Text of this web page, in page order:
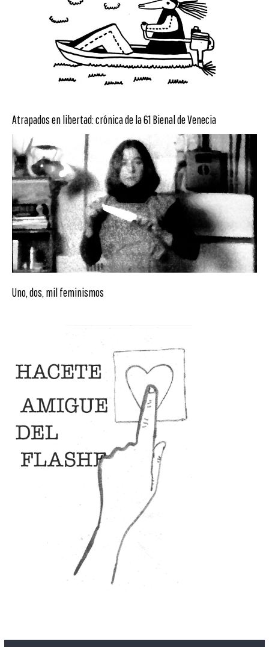
Atrapados en libertad: crónica de la 61 Bienal de Venecia
Uno, dos, mil feminismos